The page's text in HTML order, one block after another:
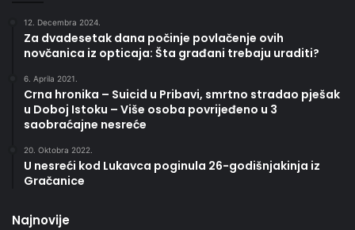
12. Decembra 2024.
Za dvadesetak dana počinje povlačenje ovih
novčanica iz opticaja: Šta građani trebaju uraditi?
6. Aprila 2021.
Crna hronika – Suicid u Pribavi, smrtno stradao pješak
u Doboj Istoku – Više osoba povrijeđeno u 3
saobraćajne nesreće
20. Oktobra 2022.
U nesreći kod Lukavca poginula 26-godišnjakinja iz
Gračanice
Najnovije